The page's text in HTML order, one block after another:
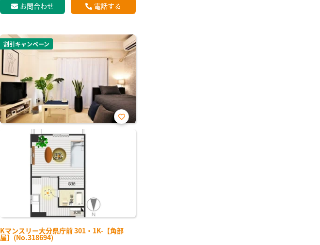
お問合わせ 電話する
割引キャンペーン
Kマンスリー大分県庁前 301・1K-【角部
屋】(No.318694)
お気